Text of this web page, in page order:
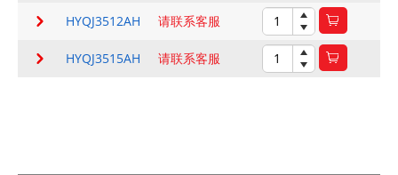
HYQJ3512AH 请联系客服
HYQJ3515AH 请联系客服